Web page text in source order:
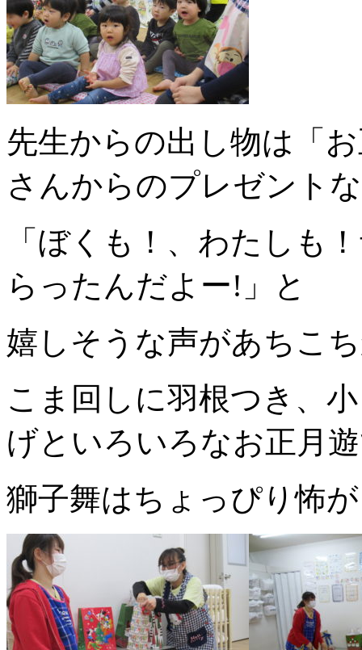
先生からの出し物は「
さんからのプレゼント
「ぼくも！、わたしも
らったんだよー!」と
嬉しそうな声があちこ
こま回しに羽根つき、
げといろいろなお正月
獅子舞はちょっぴり怖